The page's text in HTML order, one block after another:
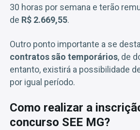
30 horas por semana e terão
de R$ 2.669,55.
Outro ponto importante a se
contratos são temporários, de
entanto, existirá a possibilidade
por igual período.
Como realizar a
concurso SEE MG?